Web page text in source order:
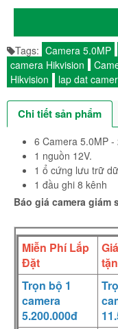
Tags: Camera 5.0MP
camera Hikvision
Hikvision
lap dat
Chi tiết sản phẩm
6 Camera 5.0MP -
1 nguồn 12V.
1 ổ cứng lưu trữ
1 đầu ghi 8 kênh
Báo giá camera giám
Miễn Phí Lắp
Đặt
Trọn bộ 1
camera
5.200.000đ